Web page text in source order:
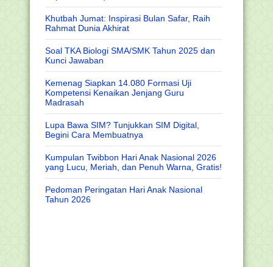
Khutbah Jumat: Inspirasi Bulan Safar, Raih
Rahmat Dunia Akhirat
Soal TKA Biologi SMA/SMK Tahun 2025 dan
Kunci Jawaban
Kemenag Siapkan 14.080 Formasi Uji
Kompetensi Kenaikan Jenjang Guru
Madrasah
Lupa Bawa SIM? Tunjukkan SIM Digital,
Begini Cara Membuatnya
Kumpulan Twibbon Hari Anak Nasional 2026
yang Lucu, Meriah, dan Penuh Warna, Gratis!
Pedoman Peringatan Hari Anak Nasional
Tahun 2026